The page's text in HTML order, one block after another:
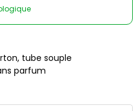
tube souple
parfum